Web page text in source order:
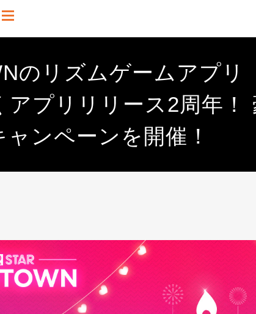
のリズムゲームアプリ
アプリリリース2周年！
ャンペーンを開催！